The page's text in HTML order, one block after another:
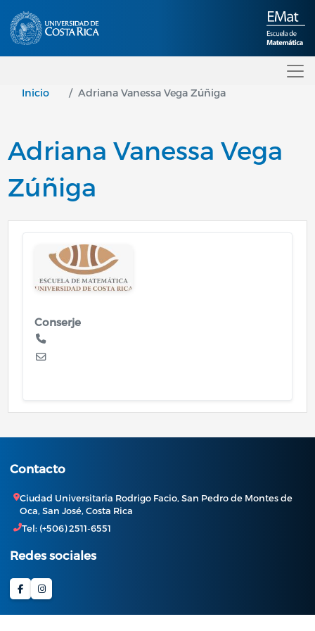
Inicio Adriana Vanessa Vega Zúñiga
Adriana Vanessa Vega
Zúñiga
Image
Conserje
Contacto
Ciudad Universitaria Rodrigo Facio, San Pedro de Montes de
Oca, San José, Costa Rica
Tel: (+506) 2511-6551
Redes sociales